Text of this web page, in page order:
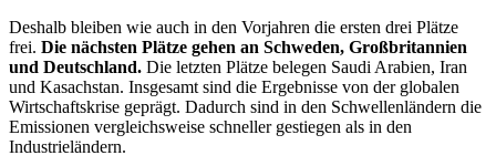
Deshalb bleiben wie auch in den Vorjahren die ersten drei Plätze
frei. Die nächsten Plätze gehen an Schweden, Großbritannien
und Deutschland. Die letzten Plätze belegen Saudi Arabien, Iran
und Kasachstan. Insgesamt sind die Ergebnisse von der globalen
Wirtschaftskrise geprägt. Dadurch sind in den Schwellenländern die
Emissionen vergleichsweise schneller gestiegen als in den
Industrieländern.